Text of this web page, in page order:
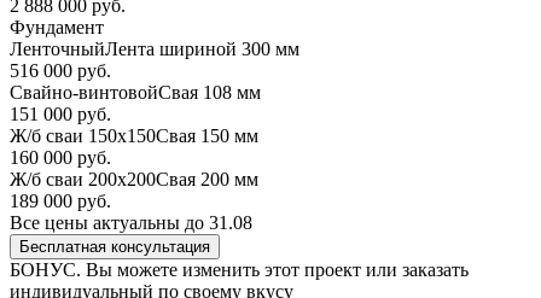
2 888 000 руб.
Фундамент
ЛенточныйЛента шириной 300 мм
516 000 руб.
Свайно-винтовойСвая 108 мм
151 000 руб.
Ж/б сваи 150х150Свая 150 мм
160 000 руб.
Ж/б сваи 200х200Свая 200 мм
189 000 руб.
Все цены актуальны до 31.08
Бесплатная консультация
БОНУС. Вы можете изменить этот проект или заказать
индивидуальный по своему вкусу